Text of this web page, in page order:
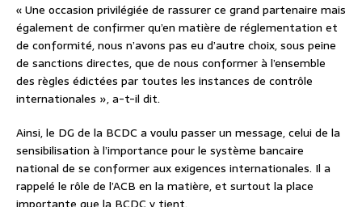
« Une occasion privilégiée de rassurer ce grand partenaire mais
également de confirmer qu’en matière de réglementation et
de conformité, nous n’avons pas eu d’autre choix, sous peine
de sanctions directes, que de nous conformer à l’ensemble
des règles édictées par toutes les instances de contrôle
internationales », a-t-il dit.
Ainsi, le DG de la BCDC a voulu passer un message, celui de la
sensibilisation à l’importance pour le système bancaire
national de se conformer aux exigences internationales. Il a
rappelé le rôle de l’ACB en la matière, et surtout la place